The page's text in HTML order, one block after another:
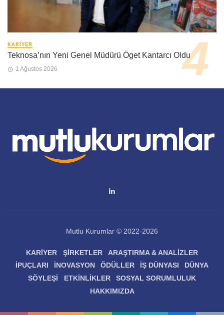
KARIYER
Teknosa’nın Yeni Genel Müdürü Öget Kantarcı Oldu
1 Ağustos 2026
Mutlu Kurumlar © 2022-2026
KARIYER ŞIRKETLER
ARAŞTIRMA & ANALIZLER
İPUÇLARI
İNOVASYON ÖDÜLLER İŞ DÜNYASI
DÜNYA
SÖYLEŞI
ETKINLIKLER
SOSYAL SORUMLULUK
HAKKIMIZDA